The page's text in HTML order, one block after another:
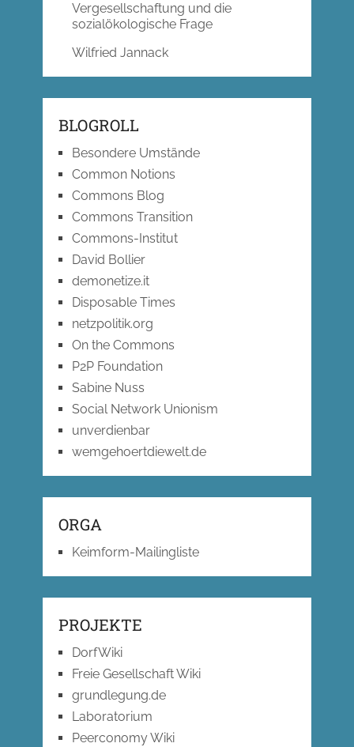
Vergesellschaftung und die
sozialökologische Frage
Wilfried Jannack
BLOGROLL
Besondere Umstände
Common Notions
Commons Blog
Commons Transition
Commons-Institut
David Bollier
demonetize.it
Disposable Times
netzpolitik.org
On the Commons
P2P Foundation
Sabine Nuss
Social Network Unionism
unverdienbar
wemgehoertdiewelt.de
ORGA
Keimform-Mailingliste
PROJEKTE
DorfWiki
Freie Gesellschaft Wiki
grundlegung.de
Laboratorium
Peerconomy Wiki